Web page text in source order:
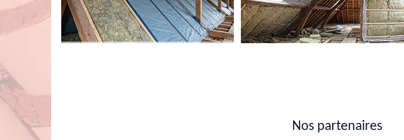
d'énergie. En effet, il est possible de réduire les dépenses en faisant des opérations d'isolation. Par conséquent, il est
faire appel à un professionnel. Nous vous informons alors qu'il est possible de faire confiance à Duval Rénovation &
Nos partenaires